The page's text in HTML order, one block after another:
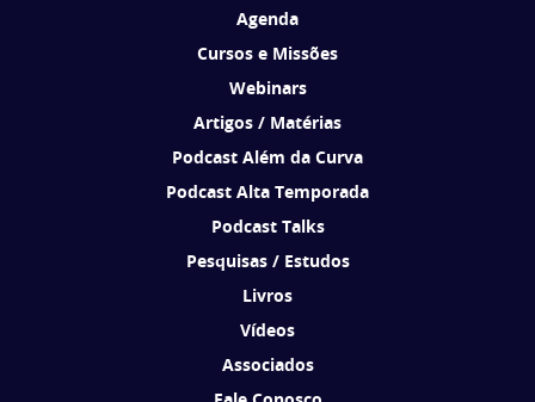
Agenda
Cursos e Missões
Webinars
Artigos / Matérias
Podcast Além da Curva
Podcast Alta Temporada
Podcast Talks
Pesquisas / Estudos
Livros
Vídeos
Associados